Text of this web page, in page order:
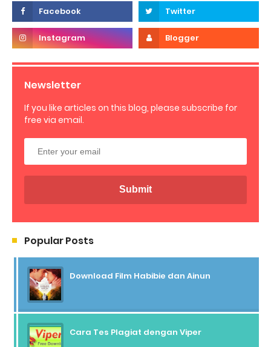
Newsletter
If you like articles on this blog, please subscribe for
free via email.
Popular Posts
Download Film Habibie dan Ainun
Cara Tes Plagiat dengan Viper